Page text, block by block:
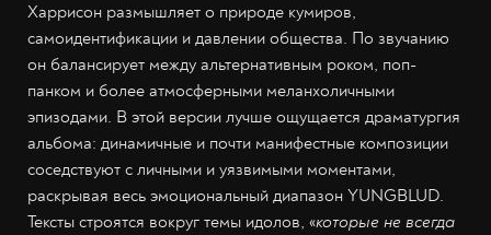
Харрисон размышляет о природе кумиров,
самоидентификации и давлении общества. По звучанию
он балансирует между альтернативным роком, поп-
панком и более атмосферными меланхоличными
эпизодами. В этой версии лучше ощущается драматургия
альбома: динамичные и почти манифестные композиции
соседствуют с личными и уязвимыми моментами,
раскрывая весь эмоциональный диапазон YUNGBLUD.
Тексты строятся вокруг темы идолов, «которые не всегда